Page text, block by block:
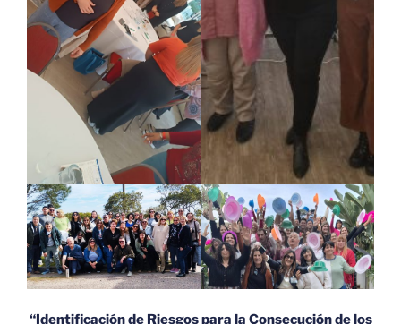
“Identificación de Riesgos para la Consecución de los